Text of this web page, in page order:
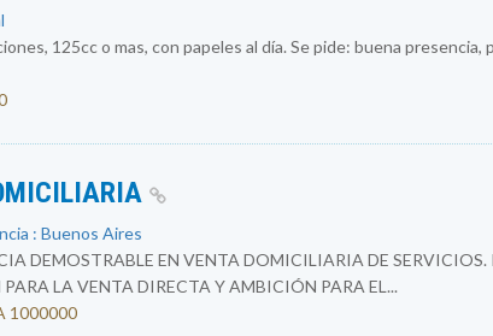
125cc o mas, con papeles al día. Se pide: buena
: Buenos Aires
DEMOSTRABLE EN VENTA DOMICILIARIA DE
LA VENTA DIRECTA Y AMBICIÓN PARA EL...
1000000